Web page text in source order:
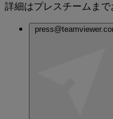
詳細はプレスチームまで